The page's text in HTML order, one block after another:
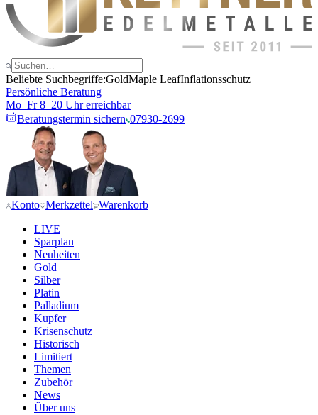
Beliebte Suchbegriffe:GoldMaple LeafInflationsschutz
Persönliche Beratung
Mo–Fr 8–20 Uhr erreichbar
Beratungstermin sichern 07930-2699
Konto Merkzettel Warenkorb
LIVE
Sparplan
Neuheiten
Gold
Silber
Platin
Palladium
Kupfer
Krisenschutz
Historisch
Limitiert
Themen
Zubehör
News
Über uns